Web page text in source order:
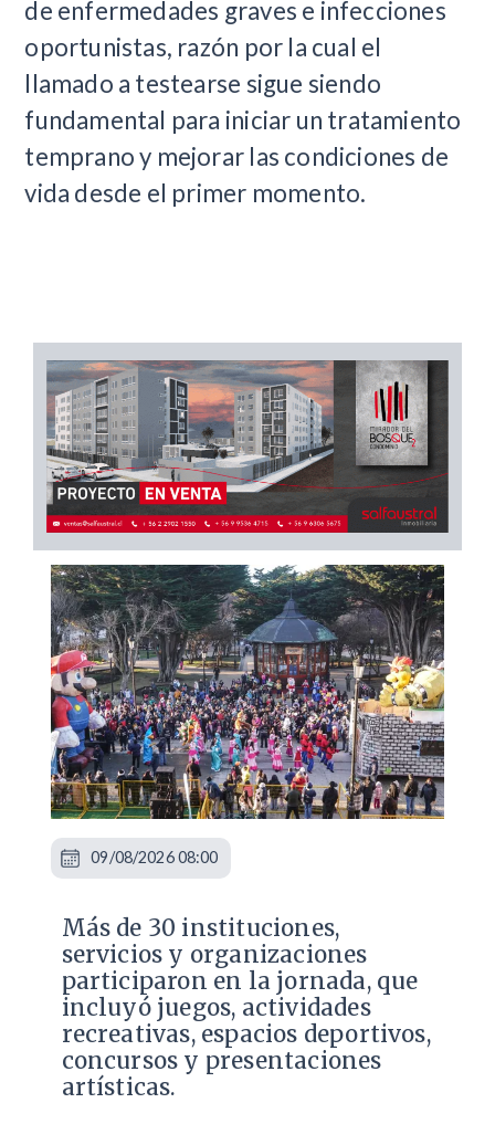
de enfermedades graves e infecciones
oportunistas, razón por la cual el
llamado a testearse sigue siendo
fundamental para iniciar un tratamiento
temprano y mejorar las condiciones de
vida desde el primer momento.
Más de 30 instituciones,
servicios y organizaciones
participaron en la jornada, que
incluyó juegos, actividades
recreativas, espacios deportivos,
concursos y presentaciones
artísticas.
09/08/2026 08:00